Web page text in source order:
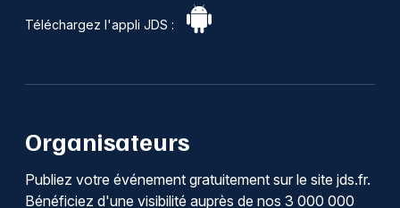
Téléchargez l'appli JDS :
Organisateurs
Publiez votre événement gratuitement sur le site jds.fr.
Bénéficiez d'une visibilité auprès de nos 3 000 000